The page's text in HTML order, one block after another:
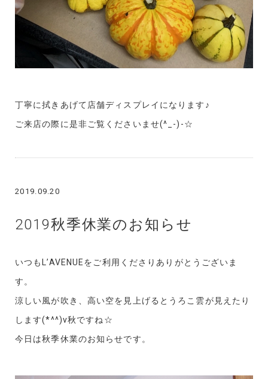
丁寧に拭きあげて店舗ディスプレイになります♪
ご来店の際に是非ご覧くださいませ(^_-)-☆
2019.09.20
2019秋季休業のお知らせ
いつもL’AVENUEをご利用くださりありがとうございま
す。
涼しい風が吹き、高い空を見上げるとうろこ雲が見えたり
します(*^^)v秋ですね☆
今日は秋季休業のお知らせです。